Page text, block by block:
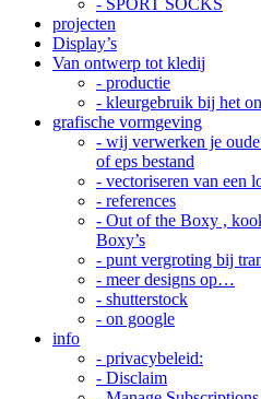
- SPORT SOCKS
projecten
Display’s
Van ontwerp tot kledij
- productie
- kleurgebruik bij het
grafische vormgeving
- wij verwerken je
of eps bestand
- vectoriseren van een
- references
- Out of the Boxy ,
Boxy’s
- punt vergroting bij
- meer designs op…
- shutterstock
- on google
info
- privacybeleid:
- Disclaim